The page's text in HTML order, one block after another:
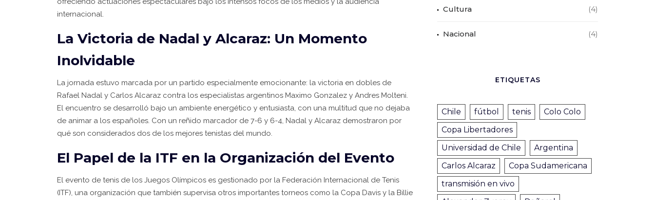
internacional.
La Victoria de Nadal y Alcaraz: Un Momento
Inolvidable
La jornada estuvo marcada por un partido especialmente emocionante: la victoria en dobles de
Rafael Nadal y Carlos Alcaraz contra los especialistas argentinos Maximo Gonzalez y Andres Molteni.
El encuentro se desarrolló bajo un ambiente energético y entusiasta, con una multitud que no dejaba
de animar a los españoles. Con un reñido marcador de 7-6 y 6-4, Nadal y Alcaraz demostraron por
qué son considerados dos de los mejores tenistas del mundo.
El Papel de la ITF en la Organización del Evento
El evento de tenis de los Juegos Olímpicos es gestionado por la Federación Internacional de Tenis
(ITF), una organización que también supervisa otros importantes torneos como la Copa Davis y la Billie
Cultura (4)
Nacional (4)
ETIQUETAS
Chile fútbol tenis
Colo Colo
Copa Libertadores
Universidad de Chile
Argentina
Carlos Alcaraz
Copa Sudamericana
transmisión en vivo